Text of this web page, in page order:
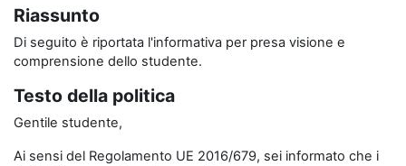
Riassunto
Di seguito è riportata l'informativa per presa visione e
comprensione dello studente.
Testo della politica
Gentile studente,
Ai sensi del Regolamento UE 2016/679, sei informato che i